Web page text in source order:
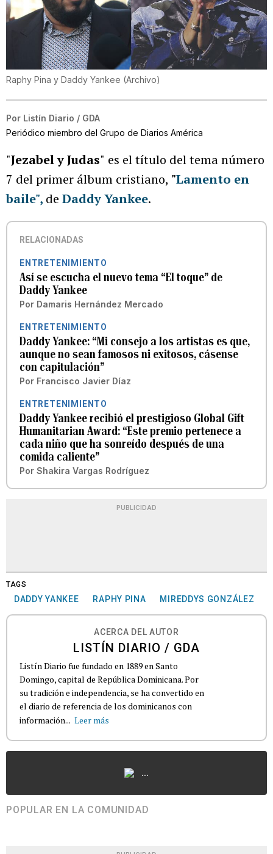
Raphy Pina y Daddy Yankee (Archivo)
Por Listín Diario / GDA
Periódico miembro del Grupo de Diarios América
"Jezabel y Judas" es el título del tema número
7 del primer álbum cristiano, "Lamento en
baile", de Daddy Yankee.
RELACIONADAS
ENTRETENIMIENTO
Así se escucha el nuevo tema “El toque” de
Daddy Yankee
Por Damaris Hernández Mercado
ENTRETENIMIENTO
Daddy Yankee: “Mi consejo a los artistas es que,
aunque no sean famosos ni exitosos, cásense
con capitulación”
Por Francisco Javier Díaz
ENTRETENIMIENTO
Daddy Yankee recibió el prestigioso Global Gift
Humanitarian Award: “Este premio pertenece a
cada niño que ha sonreído después de una
comida caliente”
Por Shakira Vargas Rodríguez
PUBLICIDAD
TAGS
DADDY YANKEE RAPHY PINA MIREDDYS GONZÁLEZ
ACERCA DEL AUTOR
LISTÍN DIARIO / GDA
Listín Diario fue fundado en 1889 en Santo
Domingo, capital de República Dominicana. Por
su tradición e independencia, se ha convertido en
el diario de referencia de los dominicanos con
información... Leer más
...
POPULAR EN LA COMUNIDAD